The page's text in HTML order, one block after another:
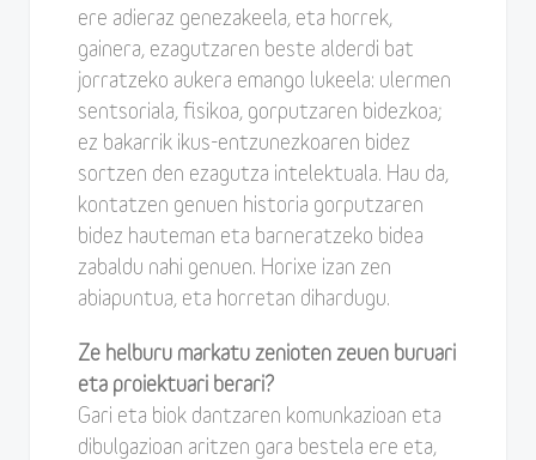
ere adieraz genezakeela, eta horrek,
gainera, ezagutzaren beste alderdi bat
jorratzeko aukera emango lukeela: ulermen
sentsoriala, fisikoa, gorputzaren bidezkoa;
ez bakarrik ikus-entzunezkoaren bidez
sortzen den ezagutza intelektuala. Hau da,
kontatzen genuen historia gorputzaren
bidez hauteman eta barneratzeko bidea
zabaldu nahi genuen. Horixe izan zen
abiapuntua, eta horretan dihardugu.
Ze helburu markatu zenioten zeuen buruari
eta proiektuari berari?
Gari eta biok dantzaren komunkazioan eta
dibulgazioan aritzen gara bestela ere eta,